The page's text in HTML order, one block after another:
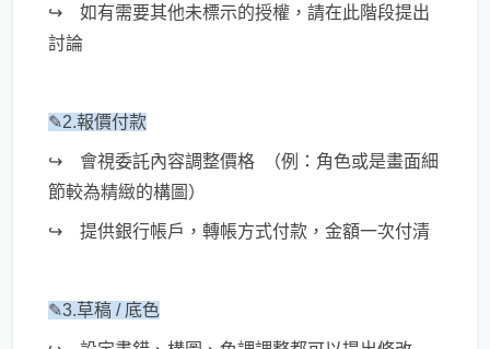
↪ 如有需要其他未標示的授權，請在此階段提出
討論
✎2.報價付款
↪ 會視委託內容調整價格 （例：角色或是畫面細
節較為精緻的構圖）
↪ 提供銀行帳戶，轉帳方式付款，金額一次付清
✎3.草稿 / 底色